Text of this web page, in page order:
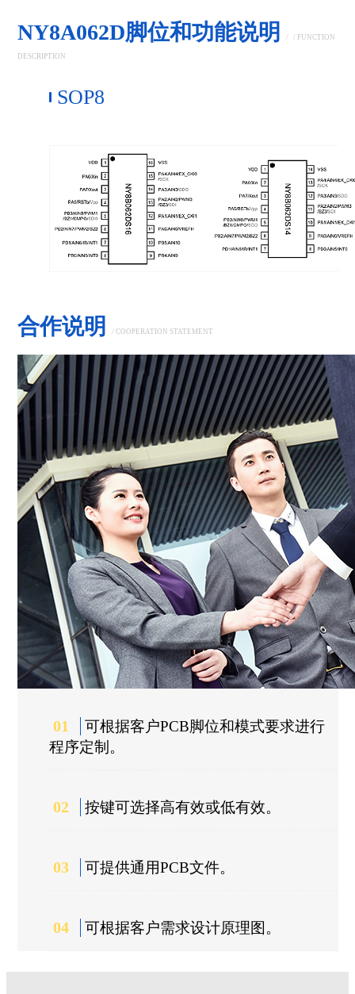
NY8A062D脚位和功能说明 / / FUNCTION
DESCRIPTION
SOP8
合作说明 / COOPERATION STATEMENT
01
可根据客户PCB脚位和模式要求进行
程序定制。
02 按键可选择高有效或低有效。
03 可提供通用PCB文件。
04 可根据客户需求设计原理图。